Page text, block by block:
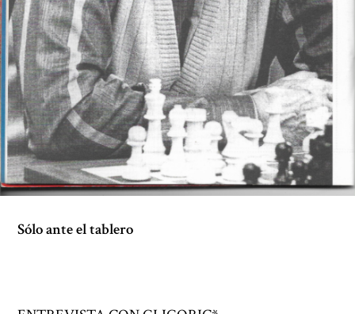
Sólo ante el tablero